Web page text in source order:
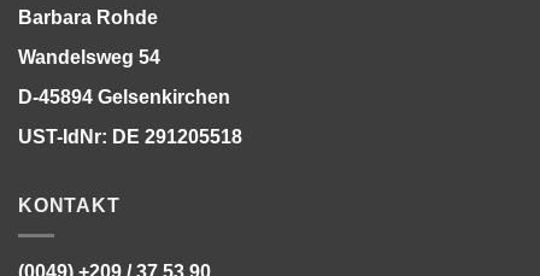
Barbara Rohde
Wandelsweg 54
D-45894 Gelsenkirchen
UST-IdNr: DE 291205518
KONTAKT
(0049) +209 / 37 53 90